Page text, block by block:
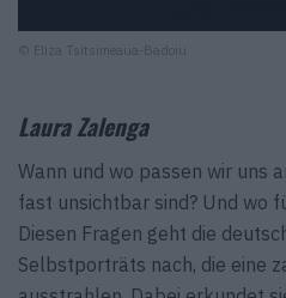
© Eliza Tsitsimeaua-Badoiu
Laura Zalenga
Wann und wo passen wir uns
fast unsichtbar sind? Und wo
Diesen Fragen geht die
Selbstporträts nach, die eine